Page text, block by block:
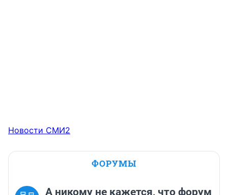
Новости СМИ2
ФОРУМЫ
А никому не кажется, что форум